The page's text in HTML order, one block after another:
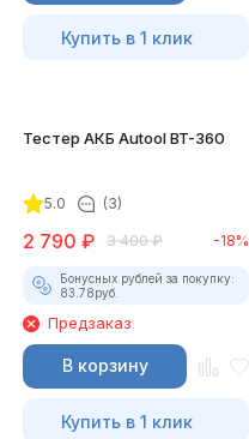
Купить в 1 клик
Тестер АКБ Autool BT-360
5.0 (3)
2 790 ₽ 3 400 ₽ -18%
Бонусных рублей за покупку:
83.78руб.
Предзаказ
В корзину
Купить в 1 клик